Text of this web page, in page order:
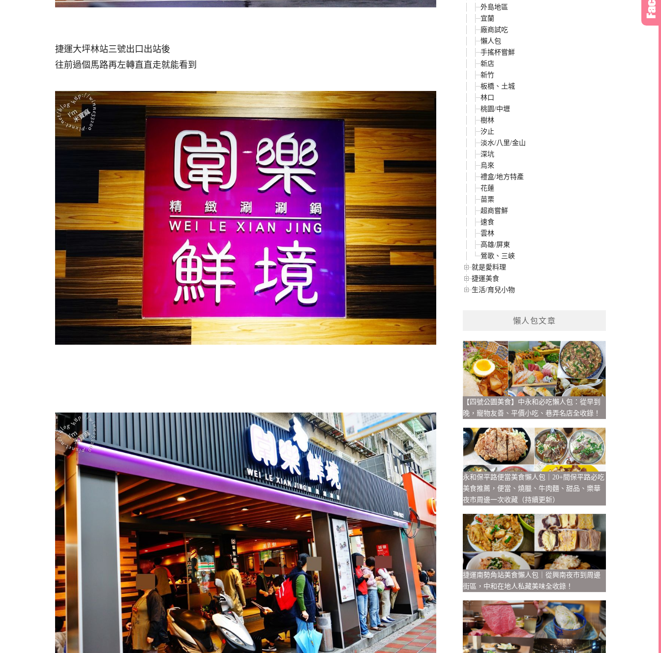
捷運大坪林站三號出口出站後
往前過個馬路再左轉直直走就能看到
外島地區
宜蘭
廠商試吃
懶人包
手搖杯嘗鮮
新店
新竹
板橋、土城
林口
桃園/中壢
樹林
汐止
淡水/八里/金山
深坑
烏來
禮盒/地方特產
花蓮
苗栗
超商嘗鮮
速食
雲林
高雄/屏東
鶯歌、三峽
就是愛料理
捷運美食
生活/育兒小物
懶人包文章
【四號公園美食】中永和必吃懶人包：從早到
晚，寵物友善、平價小吃、巷弄名店全收錄！
永和保平路便當美食懶人包｜20+間保平路必吃
美食推薦，便當、燒臘、牛肉麵、甜品、樂華
夜市周邊一次收藏（持續更新）
捷運南勢角站美食懶人包｜從興南夜市到周邊
街區，中和在地人私藏美味全收錄！